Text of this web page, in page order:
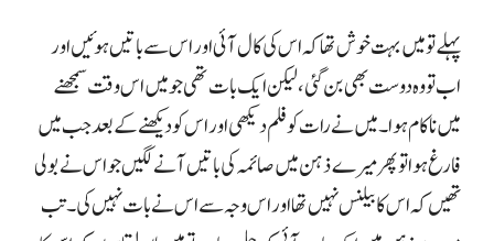
پہلے تو میں بہت خوش تھا کہ اس کی کال آئی اور اس سے باتیں ہوئیں اور
اب تو وہ دوست بھی بن گئی، لیکن ایک بات تھی جو میں اس وقت سمجھنے
میں ناکام ہوا۔ میں نے رات کو فلم دیکھی اور اس کو دیکھنے کے بعد جب میں
فارغ ہوا تو پھر میرے ذہن میں صائمہ کی باتیں آنے لگیں جو اس نے بولی
تھیں کہ اس کا بیلنس نہیں تھا اور اس وجہ سے اس نے بات نہیں کی۔ تب